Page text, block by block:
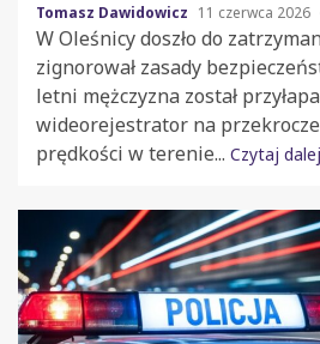
Tomasz Dawidowicz 11 czerwca 2026
W Oleśnicy doszło do
zignorował zasady
letni mężczyzna został
wideorejestrator na
prędkości w terenie... Czytaj dalej